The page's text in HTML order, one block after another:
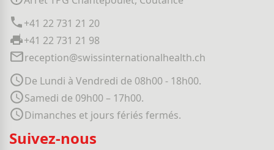
+41 22 731 21 20
+41 22 731 21 98
reception@swissinternationalhealth.ch
De Lundi à Vendredi de 08h00 - 18h00.
Samedi de 09h00 – 17h00.
Dimanches et jours fériés fermés.
Suivez-nous